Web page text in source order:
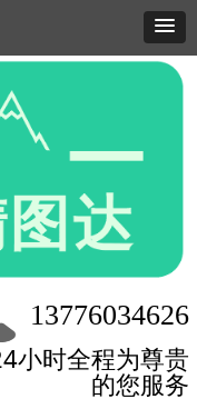
13776034626
小时全程为尊贵
的您服务